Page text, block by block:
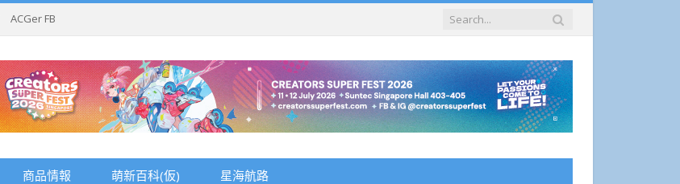
ACGer FB
商品情報 萌新百科(仮) 星海航路